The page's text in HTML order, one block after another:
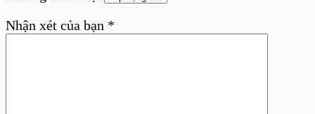
Nhận xét của bạn *